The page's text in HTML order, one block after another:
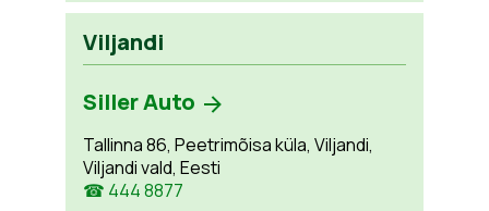
Viljandi
Siller Auto
Tallinna 86, Peetrimõisa küla, Viljandi,
Viljandi vald, Eesti
☎ 444 8877